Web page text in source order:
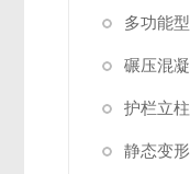
碾压混
护栏立
静态变